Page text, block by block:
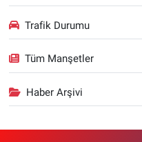
Trafik Durumu
Tüm Manşetler
Haber Arşivi